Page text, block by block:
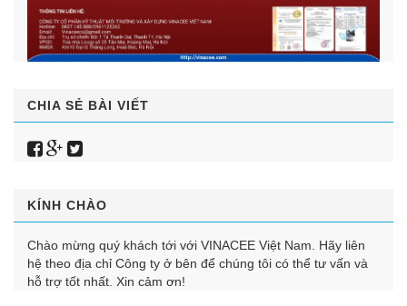
CHIA SẺ BÀI VIẾT
KÍNH CHÀO
Chào mừng quý khách tới với VINACEE Việt Nam. Hãy liên
hệ theo địa chỉ Công ty ở bên để chúng tôi có thể tư vấn và
hỗ trợ tốt nhất. Xin cảm ơn!